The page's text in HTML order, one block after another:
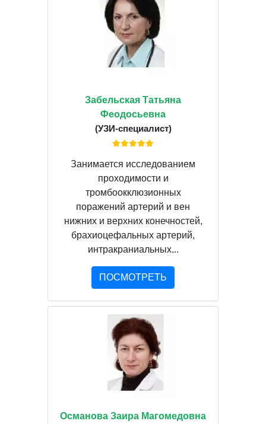
Забельская Татьяна
Феодосьевна
(УЗИ-специалист)
Занимается исследованием
проходимости и
тромбоокклюзионных
поражений артерий и вен
нижних и верхних конечностей,
брахиоцефальных артерий,
интракраниальных...
ПОСМОТРЕТЬ
Османова Заира Магомедовна